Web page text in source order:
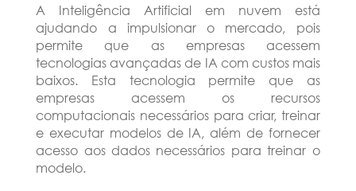
A Inteligência Artificial em nuvem está
ajudando a impulsionar o mercado, pois
permite que as empresas acessem
tecnologias avançadas de IA com custos mais
baixos. Esta tecnologia permite que as
empresas acessem os recursos
computacionais necessários para criar, treinar
e executar modelos de IA, além de fornecer
acesso aos dados necessários para treinar o
modelo.